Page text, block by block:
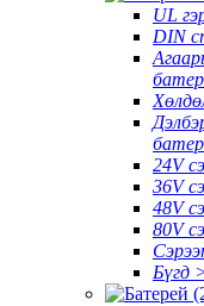
UL
DIN
24V
36V
48V
80V
Бүгд